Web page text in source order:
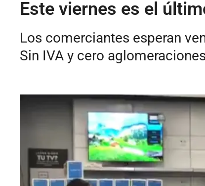
Este viernes es el
Los comerciantes esperan
Sin IVA y cero